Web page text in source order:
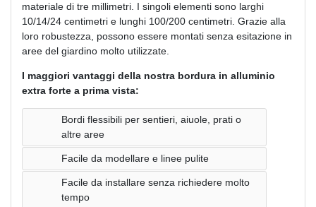
materiale di tre millimetri. I singoli elementi sono larghi
10/14/24 centimetri e lunghi 100/200 centimetri. Grazie alla
loro robustezza, possono essere montati senza esitazione in
aree del giardino molto utilizzate.
I maggiori vantaggi della nostra bordura in alluminio
extra forte a prima vista:
Bordi flessibili per sentieri, aiuole, prati o
altre aree
Facile da modellare e linee pulite
Facile da installare senza richiedere molto
tempo